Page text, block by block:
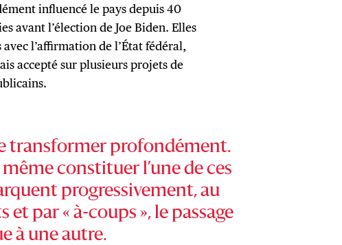
influencé le pays depuis 40
avant l’élection de Joe Biden. Elles
l’affirmation de l’État fédéral,
accepté sur plusieurs projets de
transformer profondément.
constituer l’une de ces
progressivement, au
par « à-coups », le passage
à une autre.